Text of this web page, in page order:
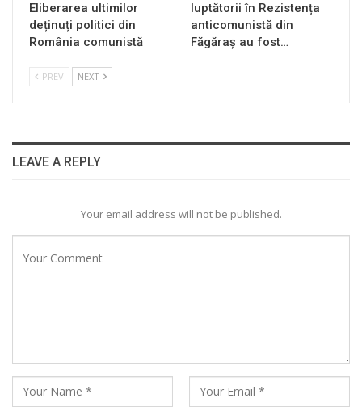
Eliberarea ultimilor
deținuți politici din
România comunistă
luptătorii în Rezistența
anticomunistă din
Făgăraș au fost…
PREV NEXT
LEAVE A REPLY
Your email address will not be published.